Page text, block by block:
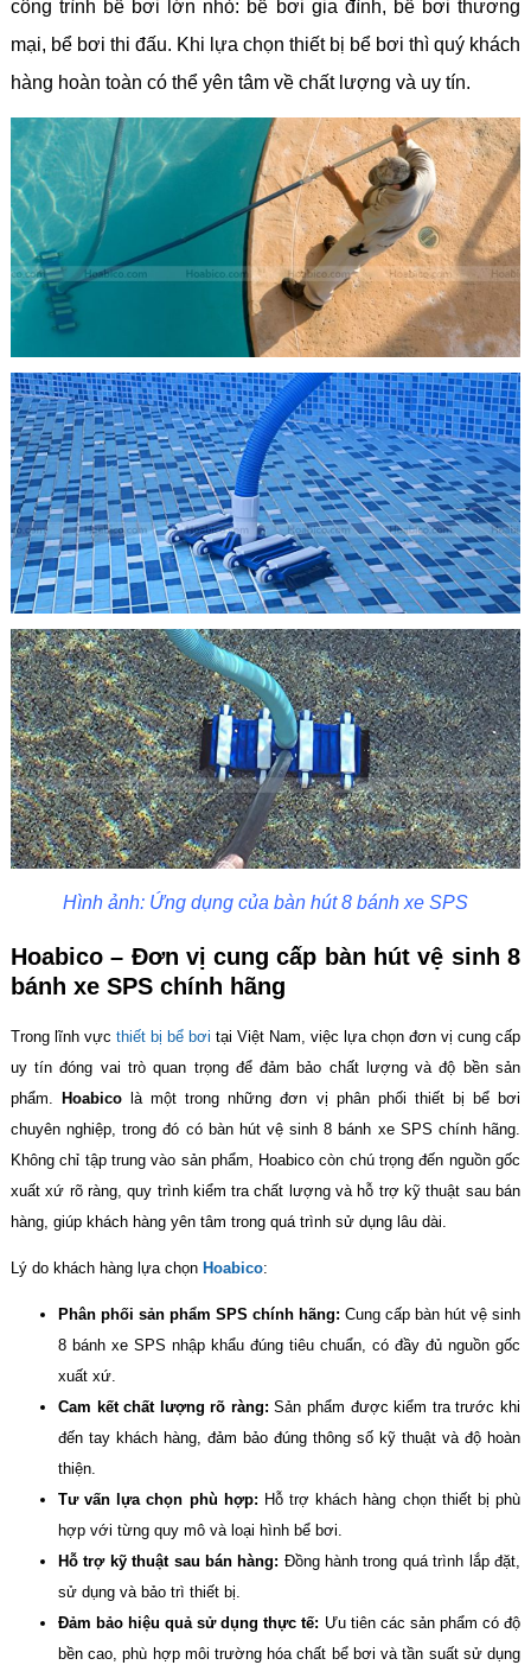
công trình bể bơi lớn nhỏ: bể bơi gia đình, bể bơi thương
mại, bể bơi thi đấu. Khi lựa chọn thiết bị bể bơi thì quý khách
hàng hoàn toàn có thể yên tâm về chất lượng và uy tín.
Hình ảnh: Ứng dụng của bàn hút 8 bánh xe SPS
Hoabico – Đơn vị cung cấp bàn hút vệ sinh 8
bánh xe SPS chính hãng
Trong lĩnh vực thiết bị bể bơi tại Việt Nam, việc lựa chọn đơn vị cung cấp
uy tín đóng vai trò quan trọng để đảm bảo chất lượng và độ bền sản
phẩm.Hoabico là một trong những đơn vị phân phối thiết bị bể bơi
chuyên nghiệp, trong đó có bàn hút vệ sinh 8 bánh xe SPS chính hãng.
Không chỉ tập trung vào sản phẩm, Hoabico còn chú trọng đến nguồn gốc
xuất xứ rõ ràng, quy trình kiểm tra chất lượng và hỗ trợ kỹ thuật sau bán
hàng, giúp khách hàng yên tâm trong quá trình sử dụng lâu dài.
Lý do khách hàng lựa chọn Hoabico:
Phân phối sản phẩm SPS chính hãng: Cung cấp bàn hút vệ sinh
8 bánh xe SPS nhập khẩu đúng tiêu chuẩn, có đầy đủ nguồn gốc
xuất xứ.
Cam kết chất lượng rõ ràng: Sản phẩm được kiểm tra trước khi
đến tay khách hàng, đảm bảo đúng thông số kỹ thuật và độ hoàn
thiện.
Tư vấn lựa chọn phù hợp: Hỗ trợ khách hàng chọn thiết bị phù
hợp với từng quy mô và loại hình bể bơi.
Hỗ trợ kỹ thuật sau bán hàng: Đồng hành trong quá trình lắp đặt,
sử dụng và bảo trì thiết bị.
Đảm bảo hiệu quả sử dụng thực tế: Ưu tiên các sản phẩm có độ
bền cao, phù hợp môi trường hóa chất bể bơi và tần suất sử dụng